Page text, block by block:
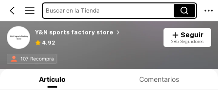
Buscar en la Tienda
Y&N sports factory store
4.92
Seguir
285 Seguidores
107 Recompra
Artículo Comentarios